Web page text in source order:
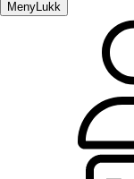
Meny Lukk